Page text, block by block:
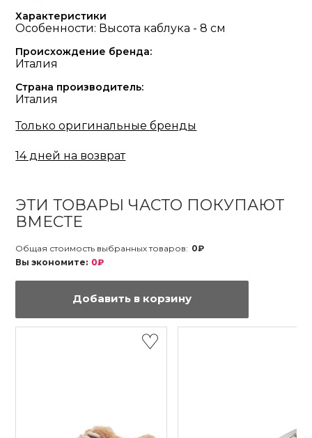
Характеристики
Особенности: Высота каблука - 8 см
Происхождение бренда:
Италия
Страна производитель:
Италия
Только оригинальные бренды
14 дней на возврат
ЭТИ ТОВАРЫ ЧАСТО ПОКУПАЮТ
ВМЕСТЕ
Общая стоимость выбранных товаров: 0₽
Вы экономите: 0₽
Добавить в корзину